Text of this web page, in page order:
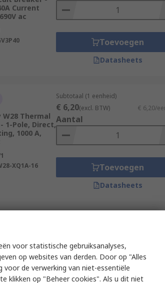
Current
ac
Toevoegen
Datasheets
Thermal
1-Pole, Direct,
1000 A,
XQ1A-16
Subtotaal (1 eenheid)
€ 6,20(excl. BTW) € 6,20/
Aantal
Toevoegen
Datasheets
TCP 32DC/15A
Breaker - 1-
15A
A, 32V ac,
€ 6,68/
Aantal
voor statistische gebruiksanalyses,
op websites van derden. Door op "Alles
de verwerking van niet-essentiële
klikken op "Beheer cookies". Als u dit niet